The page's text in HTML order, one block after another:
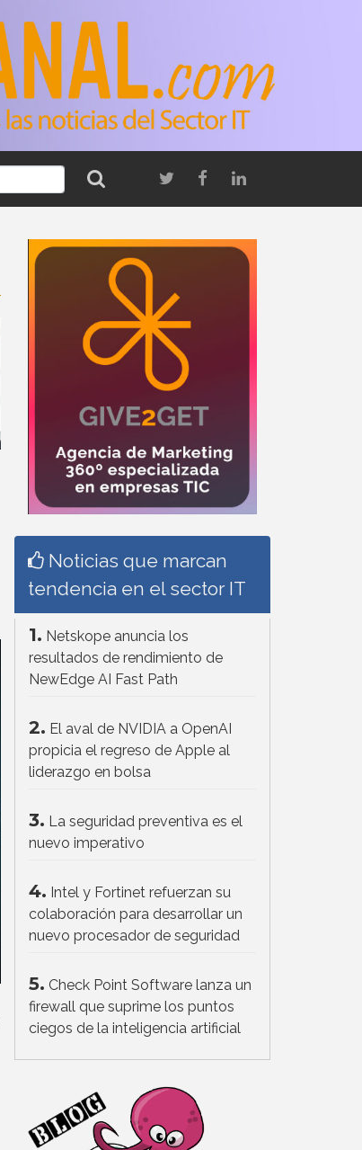
Noticias que marcan
tendencia en el sector IT
1. Netskope anuncia los
resultados de rendimiento de
NewEdge AI Fast Path
2. El aval de NVIDIA a OpenAI
propicia el regreso de Apple al
liderazgo en bolsa
3. La seguridad preventiva es el
nuevo imperativo
4. Intel y Fortinet refuerzan su
colaboración para desarrollar un
nuevo procesador de seguridad
5. Check Point Software lanza un
firewall que suprime los puntos
ciegos de la inteligencia artificial